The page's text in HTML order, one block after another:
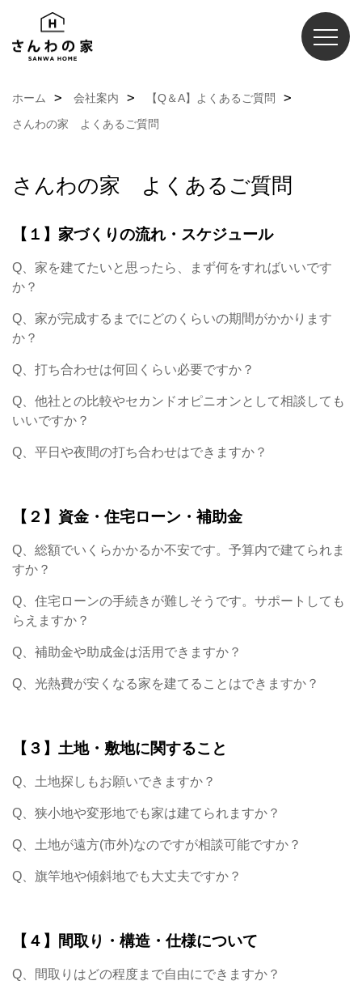
ホーム 会社案内
【Q＆A】よくあるご質問
さんわの家 よくあるご質問
さんわの家 よくあるご質問
【１】家づくりの流れ・スケジュール
Q、家を建てたいと思ったら、まず何をすればいいです
か？
Q、家が完成するまでにどのくらいの期間がかかります
か？
Q、打ち合わせは何回くらい必要ですか？
Q、他社との比較やセカンドオピニオンとして相談しても
いいですか？
Q、平日や夜間の打ち合わせはできますか？
【２】資金・住宅ローン・補助金
Q、総額でいくらかかるか不安です。予算内で建てられま
すか？
Q、住宅ローンの手続きが難しそうです。サポートしても
らえますか？
Q、補助金や助成金は活用できますか？
Q、光熱費が安くなる家を建てることはできますか？
【３】土地・敷地に関すること
Q、土地探しもお願いできますか？
Q、狭小地や変形地でも家は建てられますか？
Q、土地が遠方(市外)なのですが相談可能ですか？
Q、旗竿地や傾斜地でも大丈夫ですか？
【４】間取り・構造・仕様について
Q、間取りはどの程度まで自由にできますか？